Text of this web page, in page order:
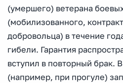
(умершего) ветерана
(мобилизованного,
добровольца) в течение
гибели. Гарантия
вступил в повторный брак.
(например, при прогуле)